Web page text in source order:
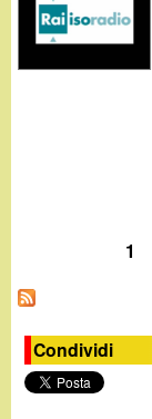
P
g
1
Condividi